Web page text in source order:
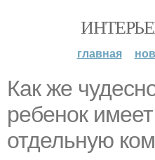
главная
Как же
ребенок
отдельную